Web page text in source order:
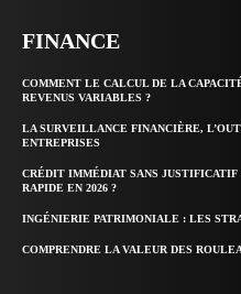
FINANCE
COMMENT LE CALCUL DE LA
REVENUS VARIABLES ?
LA SURVEILLANCE FINANCIÈRE,
ENTREPRISES
CRÉDIT IMMÉDIAT SANS
RAPIDE EN 2026 ?
INGÉNIERIE PATRIMONIALE : LES
COMPRENDRE LA VALEUR DES